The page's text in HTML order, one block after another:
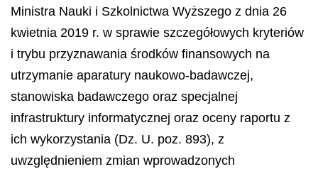
Ministra Nauki i Szkolnictwa Wyższego z dnia 26
kwietnia 2019 r. w sprawie szczegółowych kryteriów
i trybu przyznawania środków finansowych na
utrzymanie aparatury naukowo-badawczej,
stanowiska badawczego oraz specjalnej
infrastruktury informatycznej oraz oceny raportu z
ich wykorzystania (Dz. U. poz. 893), z
uwzględnieniem zmian wprowadzonych